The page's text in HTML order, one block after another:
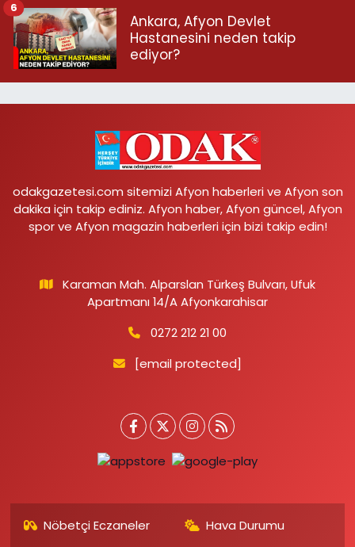
Ankara, Afyon Devlet
Hastanesini neden takip
ediyor?
6
odakgazetesi.com sitemizi Afyon haberleri ve Afyon son
dakika için takip ediniz. Afyon haber, Afyon güncel, Afyon
spor ve Afyon magazin haberleri için bizi takip edin!
Karaman Mah. Alparslan Türkeş Bulvarı, Ufuk
Apartmanı 14/A Afyonkarahisar
0272 212 21 00
[email protected]
Nöbetçi Eczaneler Hava Durumu